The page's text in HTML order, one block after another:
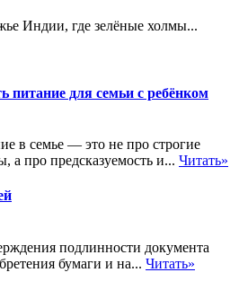
Индии, где зелёные холмы...
питание для семьи с ребёнком
в семье — это не про строгие
а про предсказуемость и... Читать»
подлинности документа
бумаги и на... Читать»